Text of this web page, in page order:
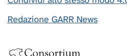
Redazione GARR News